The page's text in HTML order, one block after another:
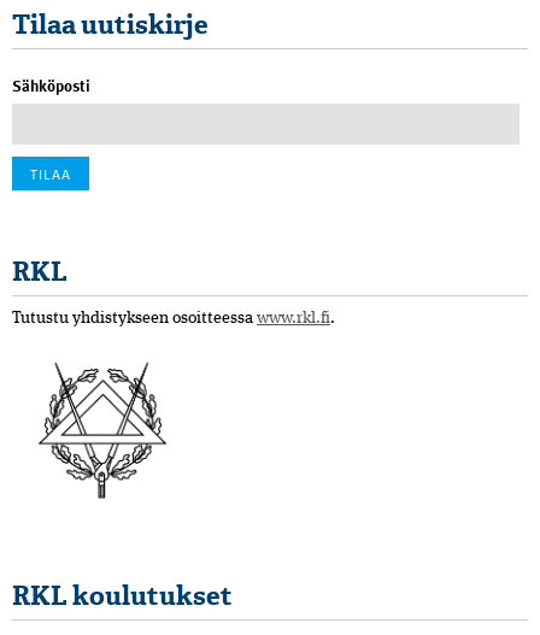
Tilaa uutiskirje
Sähköposti
RKL
Tutustu yhdistykseen osoitteessa www.rkl.fi.
RKL koulutukset